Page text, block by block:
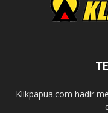
Klikpapua.com hadir